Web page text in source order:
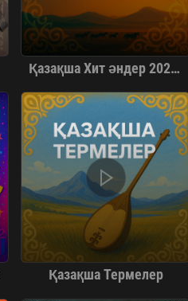
Қазақша Хит әндер 2024 жылғы
Қазақша Термелер